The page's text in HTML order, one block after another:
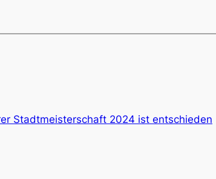
Stadtmeisterschaft 2024 ist entschieden